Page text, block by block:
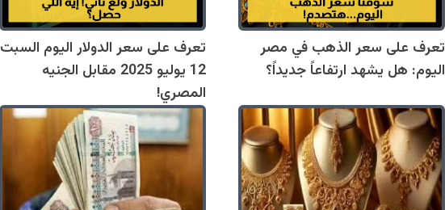
تعرف على سعر الذهب في مصر
اليوم: هل يشهد ارتفاعاً جديداً؟
تعرف على سعر الدولار اليوم السبت
12 يوليو 2025 مقابل الجنيه
المصري!